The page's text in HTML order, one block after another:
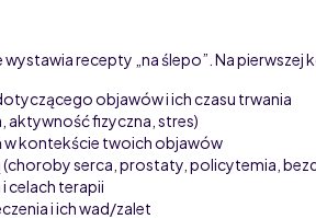
wystawia recepty „na ślepo”. Na
objawów i ich czasu trwania
aktywność fizyczna, stres)
w kontekście twoich objawów
serca, prostaty, policytemia,
celach terapii
i ich wad/zalet